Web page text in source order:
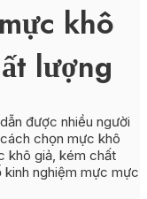
khô
lượng
được nhiều người
chọn mực khô
khô giả, kém chất
nghiệm mực mực